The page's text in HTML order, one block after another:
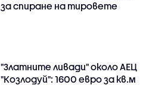
за спиране на тировете
"Златните ливади" около АЕЦ
"Козлодуй": 1600 евро за кв.м